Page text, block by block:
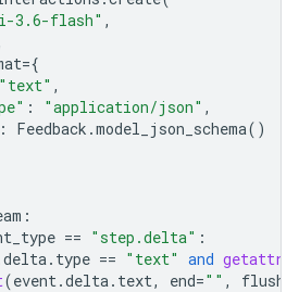
3.6-flash" ,
={
"text" ,
: "application/json" ,
: Feedback .model_json_schema()
:
== "step.delta" :
delta. type == "text" and getattr
(event.delta. text, end="" , flush